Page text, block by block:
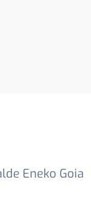
Eneko Goia